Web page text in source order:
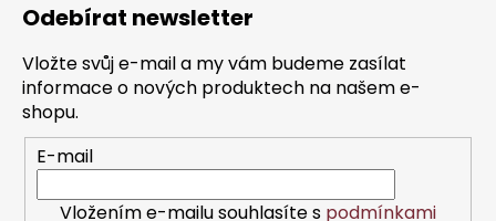
Odebírat newsletter
Vložte svůj e-mail a my vám budeme zasílat
informace o nových produktech na našem e-
shopu.
E-mail
Vložením e-mailu souhlasíte s podmínkami